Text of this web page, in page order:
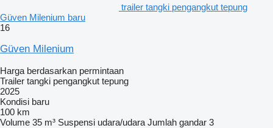
trailer tangki pengangkut tepung
Güven Milenium baru
16
Güven Milenium
Harga berdasarkan permintaan
Trailer tangki pengangkut tepung
2025
Kondisi baru
100 km
Volume 35 m³ Suspensi udara/udara Jumlah gandar 3